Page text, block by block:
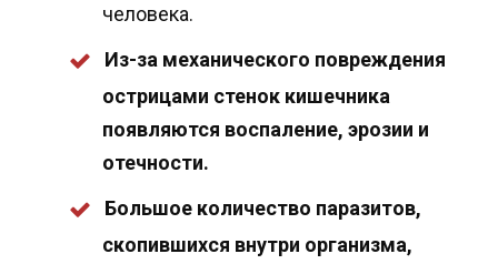
человека.
Из-за механического повреждения
острицами стенок кишечника
появляются воспаление, эрозии и
отечности.
Большое количество паразитов,
скопившихся внутри организма,